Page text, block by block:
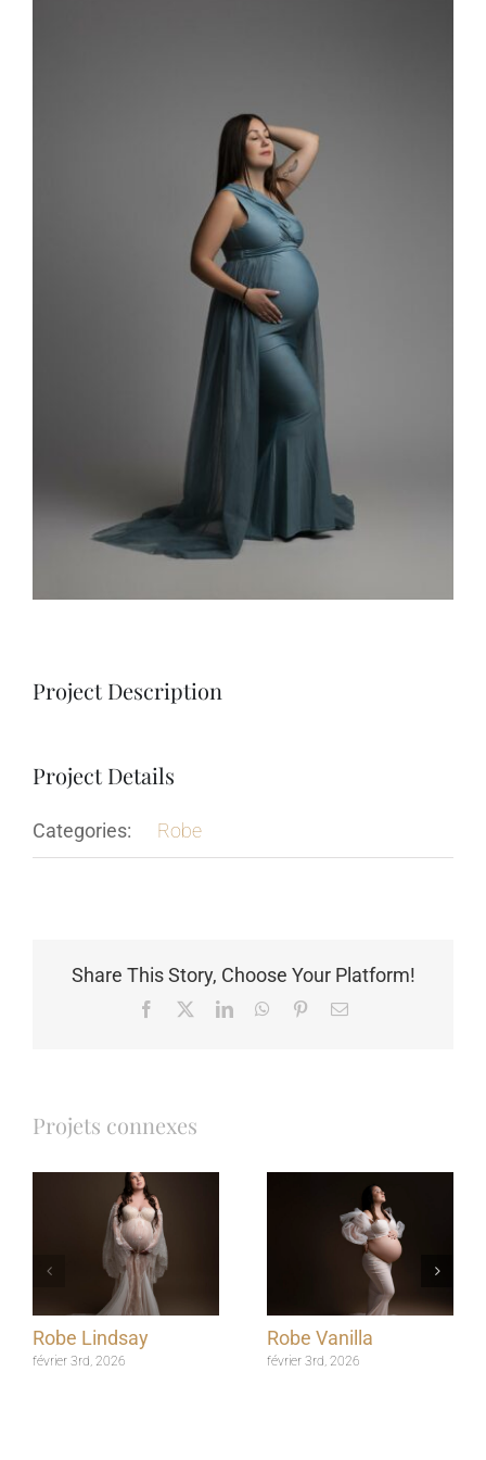
Project Description
Project Details
Categories: Robe
Share This Story, Choose Your Platform!
Facebook LinkedInWhatsApp
PinterestEmail
Projets connexes
Robe Lindsay
février 3rd, 2026
Robe Vanilla
février 3rd, 2026